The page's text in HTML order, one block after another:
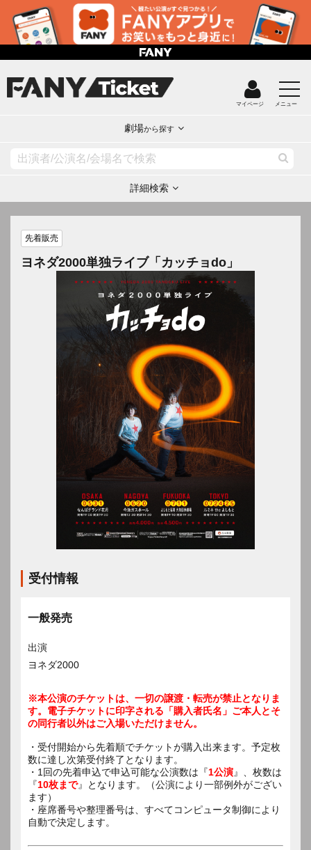
マイページ メニュー
劇場から探す
詳細検索
先着販売
ヨネダ2000単独ライブ「カッチョdo」
受付情報
一般発売
出演
ヨネダ2000
※本公演のチケットは、一切の譲渡・転売が禁止となりま
す。電子チケットに印字される「購入者氏名」ご本人とそ
の同行者以外はご入場いただけません。
・受付開始から先着順でチケットが購入出来ます。予定枚
数に達し次第受付終了となります。
・1回の先着申込で申込可能な公演数は『1公演』、枚数は
『10枚まで』となります。（公演により一部例外がござい
ます）
・座席番号や整理番号は、すべてコンピュータ制御により
自動で決定します。